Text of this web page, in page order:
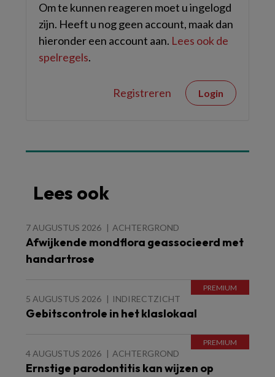
Om te kunnen reageren moet u ingelogd
zijn. Heeft u nog geen account, maak dan
hieronder een account aan. Lees ook de
spelregels.
Registreren Login
Lees ook
7 AUGUSTUS 2026 ACHTERGROND
Afwijkende mondflora geassocieerd met
handartrose
5 AUGUSTUS 2026 INDIRECTZICHT
Gebitscontrole in het klaslokaal
4 AUGUSTUS 2026 ACHTERGROND
Ernstige parodontitis kan wijzen op